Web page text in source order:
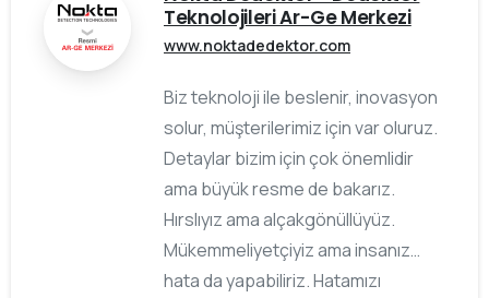
Teknolojileri Ar-Ge Merkezi
www.noktadedektor.com
Biz teknoloji ile beslenir, inovasyon
solur, müşterilerimiz için var oluruz.
Detaylar bizim için çok önemlidir
ama büyük resme de bakarız.
Hırslıyız ama alçakgönüllüyüz.
Mükemmeliyetçiyiz ama insanız…
hata da yapabiliriz. Hatamızı